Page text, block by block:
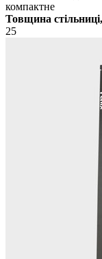
компактне
Товщина
25